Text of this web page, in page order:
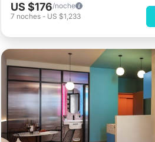
US $176/noche
7 noches - US $1,233